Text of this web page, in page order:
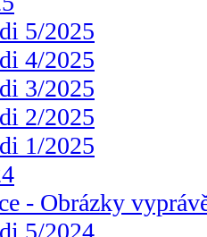
5/2025
4/2025
3/2025
2/2025
1/2025
- Obrázky